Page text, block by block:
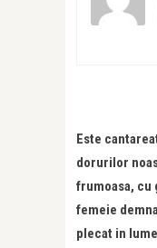
Este
dorurilor
frumoasa, cu
femeie
plecat in